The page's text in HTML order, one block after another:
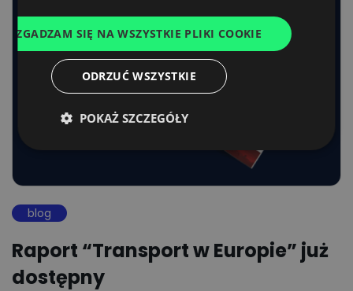
blog
Raport “Transport w Europie” już
dostępny
FRENCH
ZGADZAM SIĘ NA WSZYSTKIE PLIKI COOKIE
ODRZUĆ WSZYSTKIE
POKAŻ SZCZEGÓŁY